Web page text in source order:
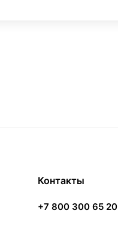
Контакты
+7 800 300 65 20